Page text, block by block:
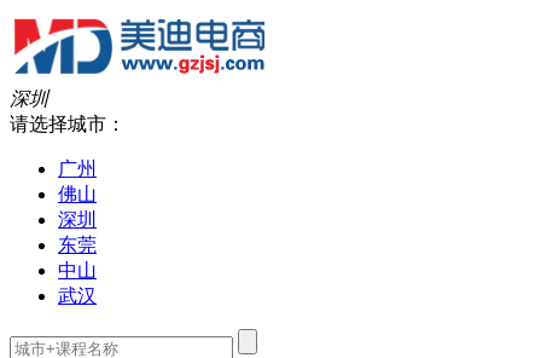
深圳
请选择城市：
广州
佛山
深圳
东莞
中山
武汉